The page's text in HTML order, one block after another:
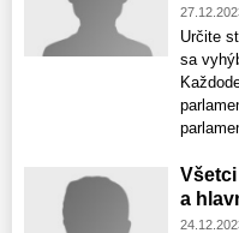
Určite
sa
a